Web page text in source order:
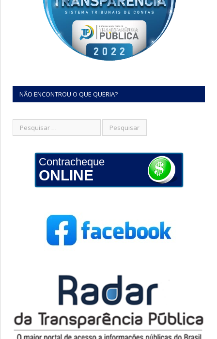
NÃO ENCONTROU O QUE QUERIA?
Contracheque
ONLINE